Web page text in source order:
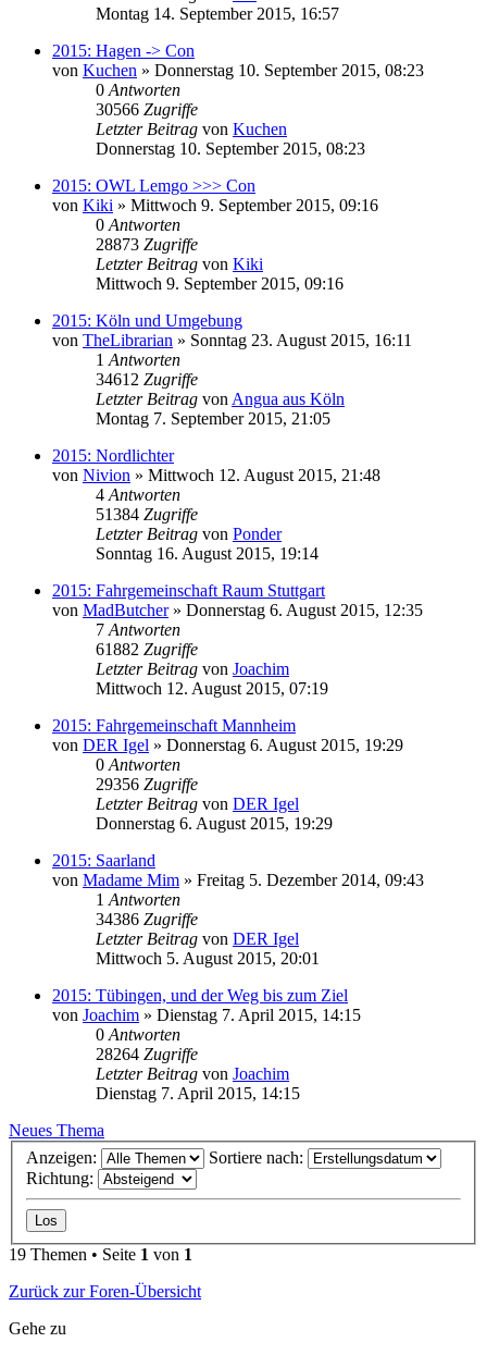
Montag 14. September 2015, 16:57
2015: Hagen -> Con
von Kuchen » Donnerstag 10. September 2015, 08:23
0 Antworten
30566 Zugriffe
Letzter Beitrag von Kuchen
Donnerstag 10. September 2015, 08:23
2015: OWL Lemgo >>> Con
von Kiki » Mittwoch 9. September 2015, 09:16
0 Antworten
28873 Zugriffe
Letzter Beitrag von Kiki
Mittwoch 9. September 2015, 09:16
2015: Köln und Umgebung
von TheLibrarian » Sonntag 23. August 2015, 16:11
1 Antworten
34612 Zugriffe
Letzter Beitrag von Angua aus Köln
Montag 7. September 2015, 21:05
2015: Nordlichter
von Nivion » Mittwoch 12. August 2015, 21:48
4 Antworten
51384 Zugriffe
Letzter Beitrag von Ponder
Sonntag 16. August 2015, 19:14
2015: Fahrgemeinschaft Raum Stuttgart
von MadButcher» Donnerstag 6. August 2015, 12:35
7 Antworten
61882 Zugriffe
Letzter Beitrag von Joachim
Mittwoch 12. August 2015, 07:19
2015: Fahrgemeinschaft Mannheim
von DER Igel » Donnerstag 6. August 2015, 19:29
0 Antworten
29356 Zugriffe
Letzter Beitrag von DER Igel
Donnerstag 6. August 2015, 19:29
2015: Saarland
von Madame Mim » Freitag 5. Dezember 2014, 09:43
1 Antworten
34386 Zugriffe
Letzter Beitrag von DER Igel
Mittwoch 5. August 2015, 20:01
2015: Tübingen, und der Weg bis zum Ziel
von Joachim » Dienstag 7. April 2015, 14:15
0 Antworten
28264 Zugriffe
Letzter Beitrag von Joachim
Dienstag 7. April 2015, 14:15
Neues Thema
Anzeigen:
Sortiere nach:
Richtung:
19 Themen • Seite 1 von 1
Zurück zur Foren-Übersicht
Gehe zu